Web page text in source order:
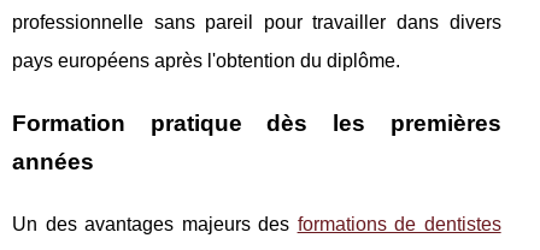
professionnelle sans pareil pour travailler dans divers
pays européens après l'obtention du diplôme.
Formation pratique dès les premières
années
Un des avantages majeurs des formations de dentistes